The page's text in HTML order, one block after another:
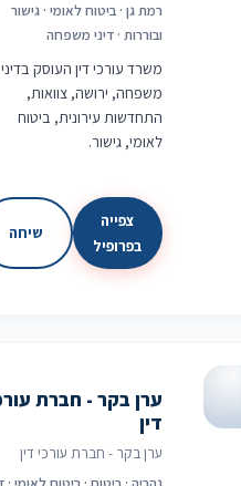
רמת גן · ביטוח לאומי · גישור
ובוררות · דיני משפחה
משרד עורכי דין העוסק בדיני
משפחה, ירושה, צוואות,
התחדשות עירונית, ביטוח
לאומי, גישור.
צפייה
בפרופיל
שיחה
ערן בקר - חברת
דין
ערן בקר - חברת עורכי דין